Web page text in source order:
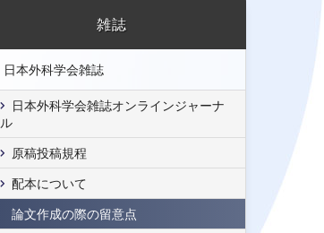
雑誌
日本外科学会雑誌
日本外科学会雑誌オンラインジャーナ
ル
原稿投稿規程
配本について
論文作成の際の留意点